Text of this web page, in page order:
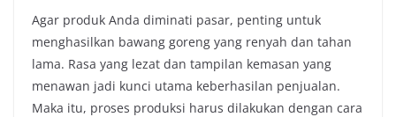
Agar produk Anda diminati pasar, penting untuk
menghasilkan bawang goreng yang renyah dan tahan
lama. Rasa yang lezat dan tampilan kemasan yang
menawan jadi kunci utama keberhasilan penjualan.
Maka itu, proses produksi harus dilakukan dengan cara